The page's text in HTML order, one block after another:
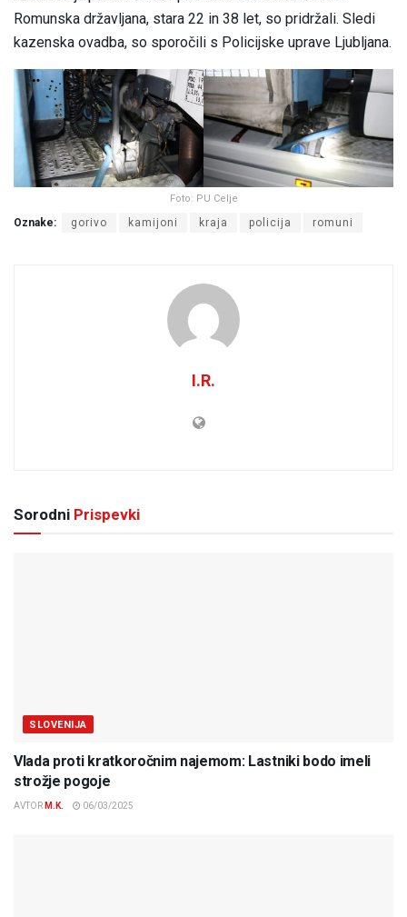
Romunska državljana, stara 22 in 38 let, so pridržali. Sledi
kazenska ovadba, so sporočili s Policijske uprave Ljubljana.
Foto: PU Celje
Oznake: gorivo kamijoni kraja policija romuni
I.R.
Sorodni Prispevki
SLOVENIJA
Vlada proti kratkoročnim najemom: Lastniki bodo imeli
strožje pogoje
AVTOR M.K. 06/03/2025